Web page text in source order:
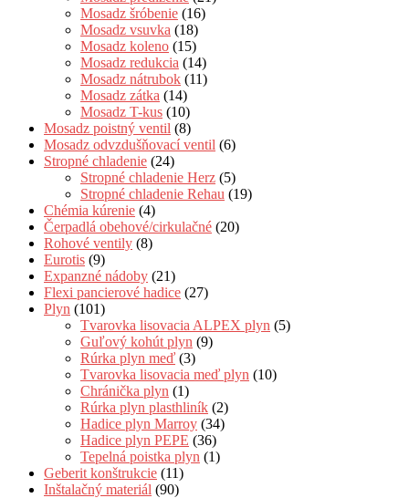
Mosadz šróbenie (16)
Mosadz vsuvka (18)
Mosadz koleno (15)
Mosadz redukcia (14)
Mosadz nátrubok (11)
Mosadz zátka (14)
Mosadz T-kus (10)
Mosadz poistný ventil (8)
Mosadz odvzdušňovací ventil (6)
Stropné chladenie (24)
Stropné chladenie Herz (5)
Stropné chladenie Rehau (19)
Chémia kúrenie (4)
Čerpadlá obehové/cirkulačné (20)
Rohové ventily (8)
Eurotis (9)
Expanzné nádoby (21)
Flexi pancierové hadice (27)
Plyn (101)
Tvarovka lisovacia ALPEX plyn (5)
Guľový kohút plyn (9)
Rúrka plyn meď (3)
Tvarovka lisovacia meď plyn (10)
Chránička plyn (1)
Rúrka plyn plasthliník (2)
Hadice plyn Marroy (34)
Hadice plyn PEPE (36)
Tepelná poistka plyn (1)
Geberit konštrukcie (11)
Inštalačný materiál (90)